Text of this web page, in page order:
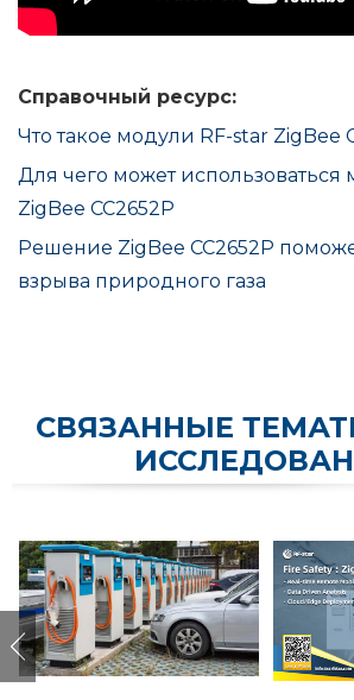
Справочный ресурс:
Что такое модули RF-star ZigBee
Для чего может использоваться
ZigBee CC2652P
Решение ZigBee CC2652P
взрыва природного газа
СВЯЗАННЫЕ